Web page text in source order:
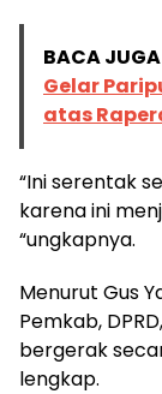
BACA
Gelar
atas
“Ini serentak
karena ini
“ungkapnya.
Menurut Gus
Pemkab,
bergerak
lengkap.